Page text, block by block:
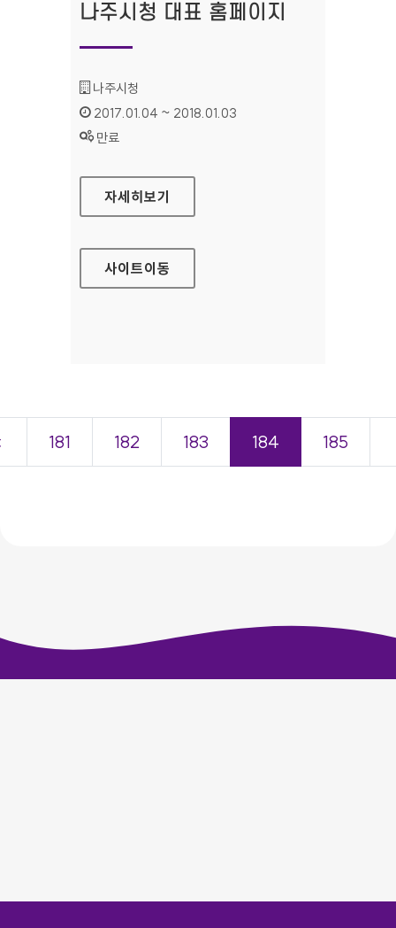
나주시청 대표 홈페이지
기관명 :
나주시청
인증기간 :
2017.01.04 ~ 2018.01.03
상태 :
만료
나주시청 대표 홈페이지
자세히보기
사이트이동
181 182 183 184 185